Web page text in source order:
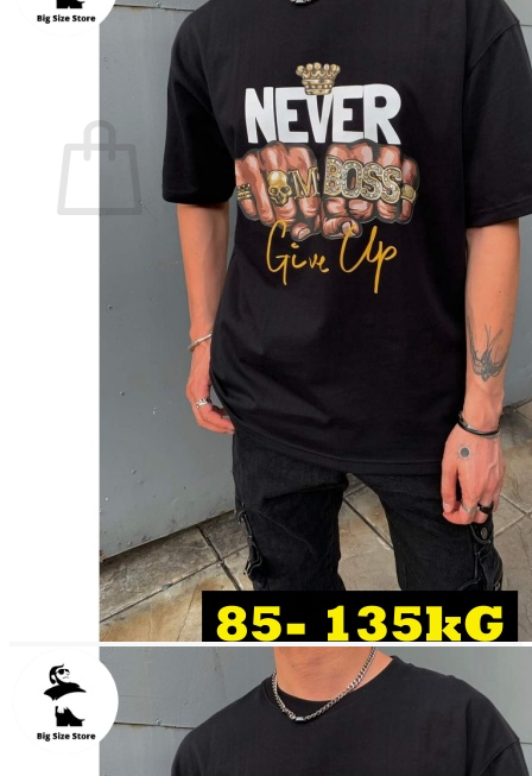
Quay trở lại cửa hàng
Chưa có sản phẩm trong giỏ hàng.
Quay trở lại cửa hàng